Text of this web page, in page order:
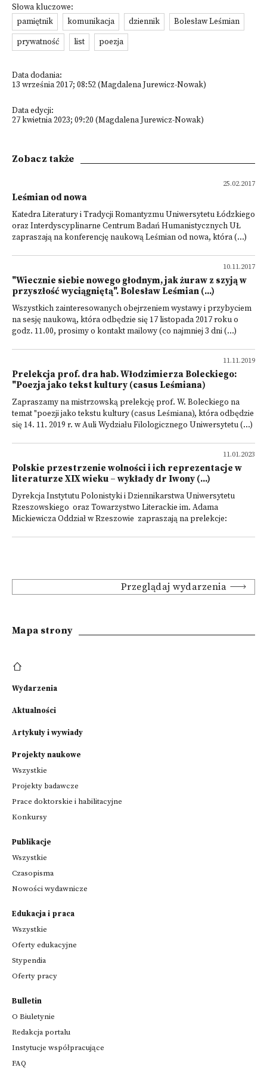
Słowa kluczowe:
pamiętnik
komunikacja dziennik
Bolesław Leśmian
prywatność
list poezja
Data dodania:
13 września 2017; 08:52 (Magdalena Jurewicz-Nowak)
Data edycji:
27 kwietnia 2023; 09:20 (Magdalena Jurewicz-Nowak)
Zobacz także
25.02.2017
Leśmian od nowa
Katedra Literatury i Tradycji Romantyzmu Uniwersytetu Łódzkiego
oraz Interdyscyplinarne Centrum Badań Humanistycznych UŁ
zapraszają na konferencję naukową Leśmian od nowa, która (...)
10.11.2017
"Wiecznie siebie nowego głodnym, jak żuraw z szyją w
przyszłość wyciągniętą". Bolesław Leśmian (...)
Wszystkich zainteresowanych obejrzeniem wystawy i przybyciem
na sesję naukową, która odbędzie się 17 listopada 2017 roku o
godz. 11.00, prosimy o kontakt mailowy (co najmniej 3 dni (...)
11.11.2019
Prelekcja prof. dra hab. Włodzimierza Boleckiego:
"Poezja jako tekst kultury (casus Leśmiana)
Zapraszamy na mistrzowską prelekcję prof. W. Boleckiego na
temat "poezji jako tekstu kultury (casus Leśmiana), która odbędzie
się 14. 11. 2019 r. w Auli Wydziału Filologicznego Uniwersytetu (...)
11.01.2023
Polskie przestrzenie wolności i ich reprezentacje w
literaturze XIX wieku – wykłady dr Iwony (...)
Dyrekcja Instytutu Polonistyki i Dziennikarstwa Uniwersytetu
Rzeszowskiego oraz Towarzystwo Literackie im. Adama
Mickiewicza Oddział w Rzeszowie zapraszają na prelekcje:
Przeglądaj wydarzenia
Mapa strony
Wydarzenia
Aktualności
Artykuły i wywiady
Projekty naukowe
Wszystkie
Projekty badawcze
Prace doktorskie i habilitacyjne
Konkursy
Publikacje
Wszystkie
Czasopisma
Nowości wydawnicze
Edukacja i praca
Wszystkie
Oferty edukacyjne
Stypendia
Oferty pracy
Bulletin
O Biuletynie
Redakcja portalu
Instytucje współpracujące
FAQ